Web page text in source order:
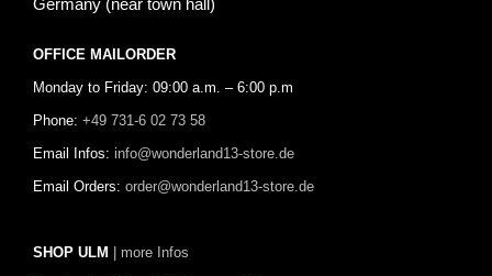
OFFICE MAILORDER
Monday to Friday: 09:00 a.m. – 6:00 p.m
Phone: +49 731-6 02 73 58
Email Infos: info@wonderland13-store.de
Email Orders: order@wonderland13-store.de
SHOP ULM | more Infos